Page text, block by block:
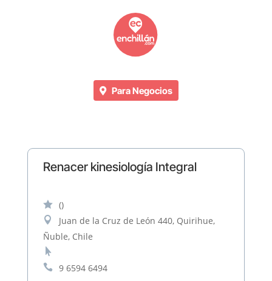
Para Negocios
Renacer kinesiología Integral
 ()

Juan de la Cruz de León 440, Quirihue,
Ñuble, Chile


9 6594 6494